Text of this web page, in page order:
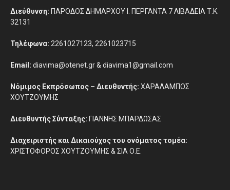
Διεύθυνση: ΠΑΡΟΔΟΣ ΔΗΜΑΡΧΟΥ Ι. ΠΕΡΓΑΝΤΑ 7 ΛΙΒΑΔΕΙΑ Τ.Κ.
32131
Τηλέφωνα: 2261027123, 2261023715
Email: diavima@otenet.gr & diavima1@gmail.com
Νόμιμος Εκπρόσωπος – Διευθυντής: ΧΑΡΑΛΑΜΠΟΣ
ΧΟΥΤΖΟΥΜΗΣ
Διευθυντής Σύνταξης: ΓΙΑΝΝΗΣ ΜΠΑΡΔΩΣΑΣ
Διαχειριστής και Δικαιούχος του ονόματος τομέα:
ΧΡΙΣΤΟΦΟΡΟΣ ΧΟΥΤΖΟΥΜΗΣ & ΣΙΑ Ο.Ε.